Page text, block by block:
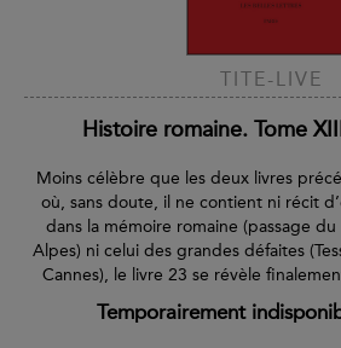
TITE-LIVE
Histoire romaine. Tome
Moins célèbre que les deux livres
où, sans doute, il ne contient ni récit
dans la mémoire romaine (passage
Alpes) ni celui des grandes défaites
Cannes), le livre 23 se révèle
Temporairement